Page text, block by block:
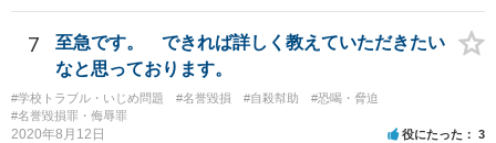
7
至急です。 できれば詳しく教えていただきたい
なと思っております。
#学校トラブル・いじめ問題 #名誉毀損 #自殺幇助
#恐喝・脅迫
#名誉毀損罪・侮辱罪
2020年8月12日 役にたった 3